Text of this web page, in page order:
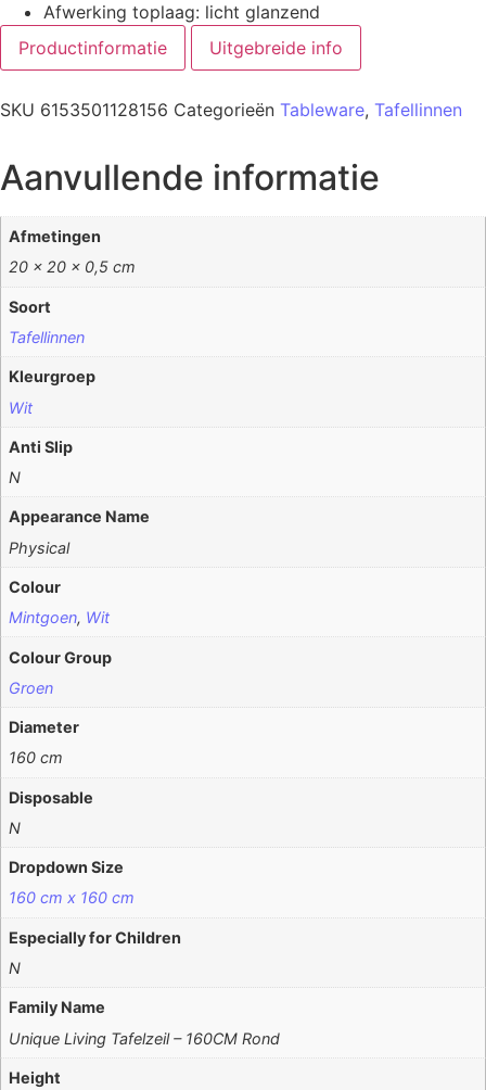
Afwerking toplaag: licht glanzend
Productinformatie
Uitgebreide info
SKU 6153501128156 Categorieën Tableware, Tafellinnen
Aanvullende informatie
Afmetingen
20 × 20 × 0,5 cm
Soort
Tafellinnen
Kleurgroep
Wit
Anti Slip
N
Appearance Name
Physical
Colour
Mintgoen, Wit
Colour Group
Groen
Diameter
160 cm
Disposable
N
Dropdown Size
160 cm x 160 cm
Especially for Children
N
Family Name
Unique Living Tafelzeil – 160CM Rond
Height